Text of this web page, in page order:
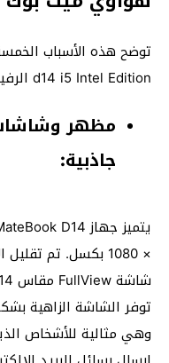
d14 i5 Intel Edition الرفيق المثالي.
مظهر وشاشات
جاذبية:
وهي مثالية للأشخاص